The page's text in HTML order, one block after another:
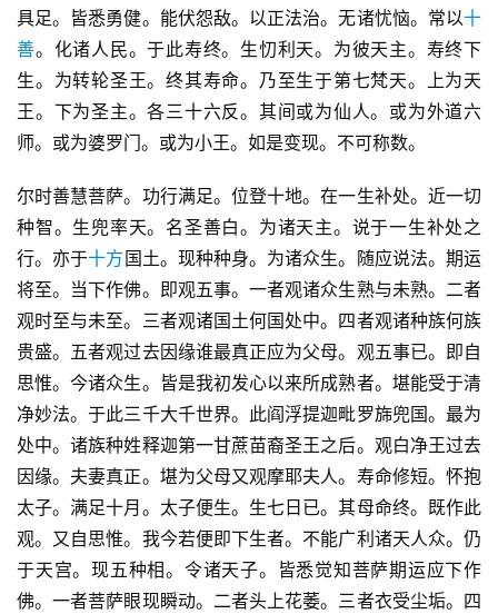
具足。皆悉勇健。能伏怨敌。以正法治。无诸忧恼。常以十
善。化诸人民。于此寿终。生忉利天。为彼天主。寿终下
生。为转轮圣王。终其寿命。乃至生于第七梵天。上为天
王。下为圣主。各三十六反。其间或为仙人。或为外道六
师。或为婆罗门。或为小王。如是变现。不可称数。
尔时善慧菩萨。功行满足。位登十地。在一生补处。近一切
种智。生兜率天。名圣善白。为诸天主。说于一生补处之
行。亦于十方 国土。现种种身。为诸众生。随应说法。期运
将至。当下作佛。即观五事。一者观诸众生熟与未熟。二者
观时至与未至。三者观诸国土何国处中。四者观诸种族何族
贵盛。五者观过去因缘谁最真正应为父母。观五事已。即自
思惟。今诸众生。皆是我初发心以来所成熟者。堪能受于清
净妙法。于此三千大千世界。此阎浮提迦毗罗旆兜国。最为
处中。诸族种姓释迦第一甘蔗苗裔圣王之后。观白净王过去
因缘。夫妻真正。堪为父母又观摩耶夫人。寿命修短。怀抱
太子。满足十月。太子便生。生七日已。其母命终。既作此
观。又自思惟。我今若便即下生者。不能广利诸天人众。仍
于天宫。现五种相。令诸天子。皆悉觉知菩萨期运应下作
佛。一者菩萨眼现瞬动。二者头上花萎。三者衣受尘垢。四